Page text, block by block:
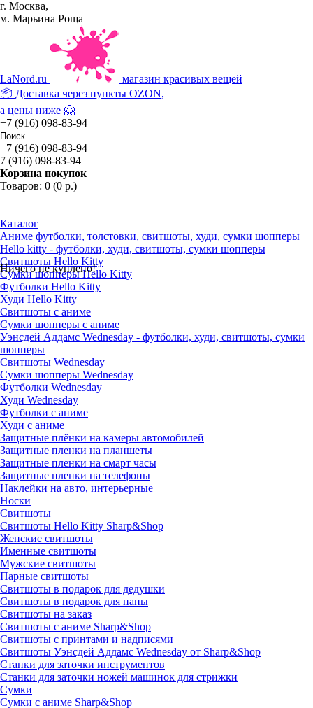
г. Москва,
м. Марьина Роща
LaNord.ru
магазин красивых вещей
📦 Доставка через пункты OZON,
а цены ниже 🤗
+7 (916) 098-83-94
+7 (916) 098-83-94
7 (916) 098-83-94
Корзина покупок
Товаров: 0 (0 р.)
Ничего не куплено!
Каталог
Аниме футболки, толстовки, свитшоты, худи, сумки шопперы
Hello kitty - футболки, худи, свитшоты, сумки шопперы
Свитшоты Hello Kitty
Сумки шопперы Hello Kitty
Футболки Hello Kitty
Худи Hello Kitty
Свитшоты с аниме
Сумки шопперы с аниме
Уэнсдей Аддамс Wednesday - футболки, худи, свитшоты, сумки
шопперы
Свитшоты Wednesday
Сумки шопперы Wednesday
Футболки Wednesday
Худи Wednesday
Футболки с аниме
Худи с аниме
Защитные плёнки на камеры автомобилей
Защитные пленки на планшеты
Защитные пленки на смарт часы
Защитные пленки на телефоны
Наклейки на авто, интерьерные
Носки
Свитшоты
Cвитшоты Hello Kitty Sharp&Shop
Женские свитшоты
Именные свитшоты
Мужские свитшоты
Парные свитшоты
Свитшоты в подарок для дедушки
Свитшоты в подарок для папы
Свитшоты на заказ
Свитшоты с аниме Sharp&Shop
Свитшоты с принтами и надписями
Свитшоты Уэнсдей Аддамс Wednesday от Sharp&Shop
Станки для заточки инструментов
Станки для заточки ножей машинок для стрижки
Сумки
Сумки с аниме Sharp&Shop